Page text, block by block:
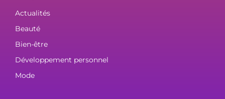
Actualités
Beauté
Bien-être
Développement personnel
Mode